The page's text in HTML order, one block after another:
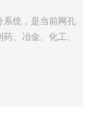
系统，是当前网孔
、冶金、化工、
分难题，是国内
声波振动筛 精